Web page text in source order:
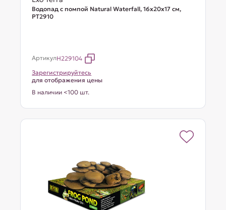
Водопад с помпой Natural Waterfall, 16x20x17 см,
PT2910
АртикулH229104
Зарегистрируйтесь
для отображения цены
В наличии <100 шт.